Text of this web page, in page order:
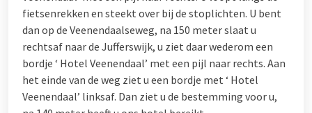
fietsenrekken en steekt over bij de stoplichten. U bent
dan op de Veenendaalseweg, na 150 meter slaat u
rechtsaf naar de Jufferswijk, u ziet daar wederom een
bordje ‘ Hotel Veenendaal’ met een pijl naar rechts. Aan
het einde van de weg ziet u een bordje met ‘ Hotel
Veenendaal’ linksaf. Dan ziet u de bestemming voor u,